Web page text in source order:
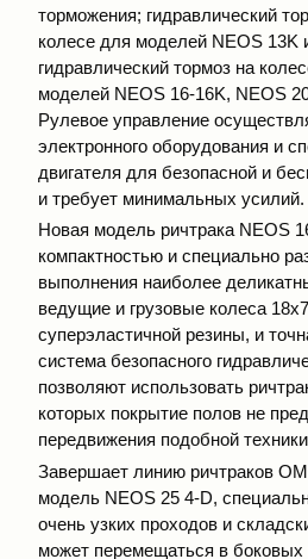
торможения; гидравлический
колесе для моделей NEOS 13K
гидравлический тормоз на
моделей NEOS 16-16K, NEOS
Рулевое управление
электронного оборудования и
двигателя для безопасной и
и требует минимальных усилий.
Новая модель ричтрака NEOS
компактностью и специально
выполнения наиболее
ведущие и грузовые колеса
суперэластичной резины, и
система безопасного
позволяют использовать
которых покрытие полов не
передвижения подобной
Завершает линию ричтраков
модель NEOS 25 4-D,
очень узких проходов и
может перемещаться в боковых